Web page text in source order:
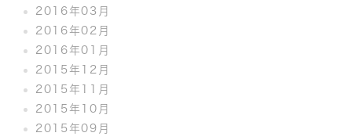
2016年03月
2016年02月
2016年01月
2015年12月
2015年11月
2015年10月
2015年09月